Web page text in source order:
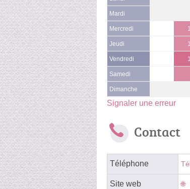
Mardi
Mercredi
Jeudi
Vendredi
Samedi
Dimanche
Signaler une erreur
Contact
Téléphone
Site web